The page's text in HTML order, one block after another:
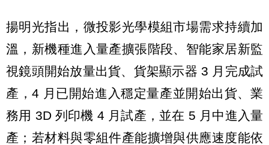
揚明光指出，微投影光學模組市場需求持續加
溫，新機種進入量產擴張階段、智能家居新監
視鏡頭開始放量出貨、貨架顯示器 3 月完成試
產，4 月已開始進入穩定量產並開始出貨、業
務用 3D 列印機 4 月試產，並在 5 月中進入量
產；若材料與零組件產能擴增與供應速度能依